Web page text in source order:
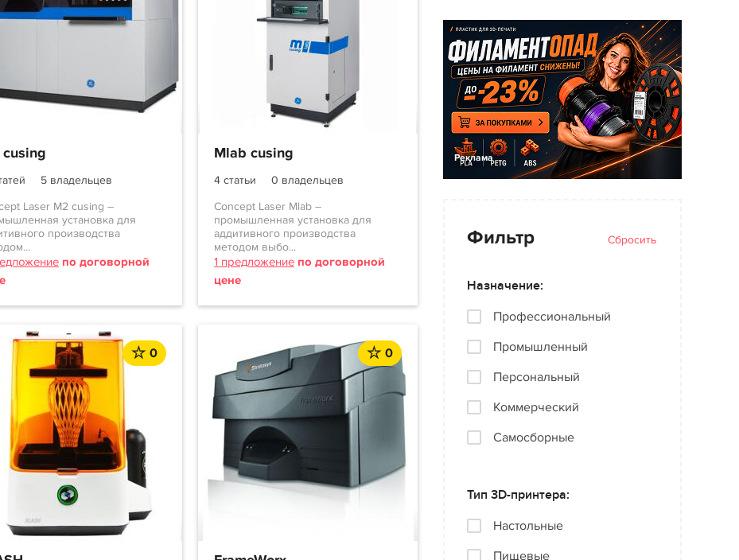
cusing
5 владельцев
Laser M2 cusing –
установка для
производства
по договорной
Mlab cusing
4 статьи
0 владельцев
Concept Laser Mlab –
промышленная установка для
аддитивного производства
методом выбо...
1 предложение по договорной
цене
0 0
Реклама
Фильтр Сбросить
Назначение:
Профессиональный
Промышленный
Персональный
Коммерческий
Самосборные
Тип 3D-принтера:
Настольные
Пищевые